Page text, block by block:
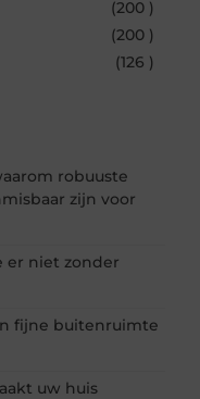
(200 )
(200 )
(126 )
robuuste
zijn voor
er niet zonder
fijne buitenruimte
uw huis